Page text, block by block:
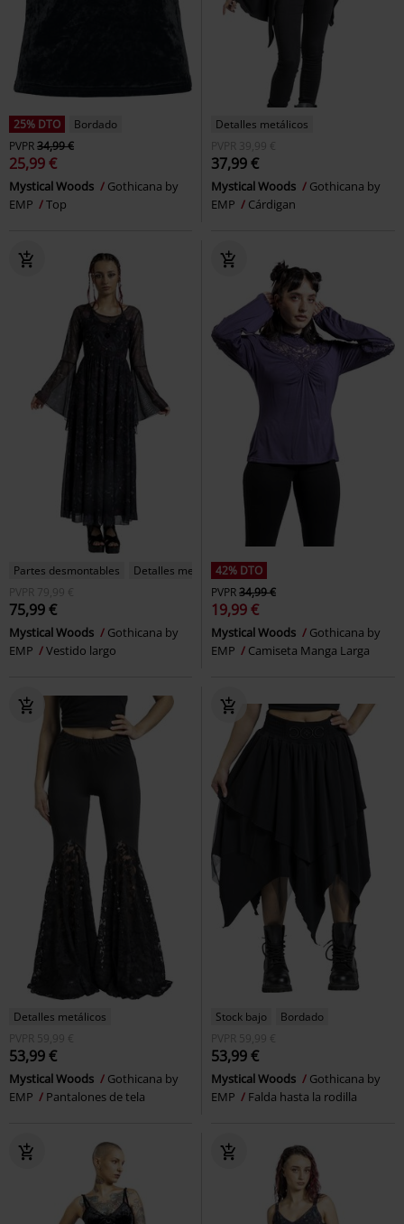
25% DTO
Bordado
PVPR34,99 €
25,99 €
Mystical Woods
Gothicana by
EMP
Top
Detalles metálicos
PVPR 39,99 €
37,99 €
Mystical Woods
Gothicana by
EMP
Cárdigan
Partes desmontables
Detalles metálicos
PVPR 79,99 €
75,99 €
Mystical Woods
Gothicana by
EMP
Vestido largo
42% DTO
PVPR34,99 €
19,99 €
Mystical Woods
Gothicana by
EMP
Camiseta Manga Larga
Detalles metálicos
PVPR
59,99 €
53,99 €
Mystical Woods
Gothicana by
EMP
Pantalones de tela
Stock bajo
Bordado
PVPR
59,99 €
53,99 €
Mystical Woods
Gothicana by
EMP
Falda hasta la rodilla